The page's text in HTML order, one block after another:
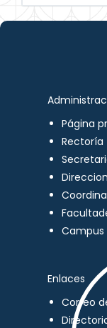
Página
Rectoría
Campus
Enlaces
Correo